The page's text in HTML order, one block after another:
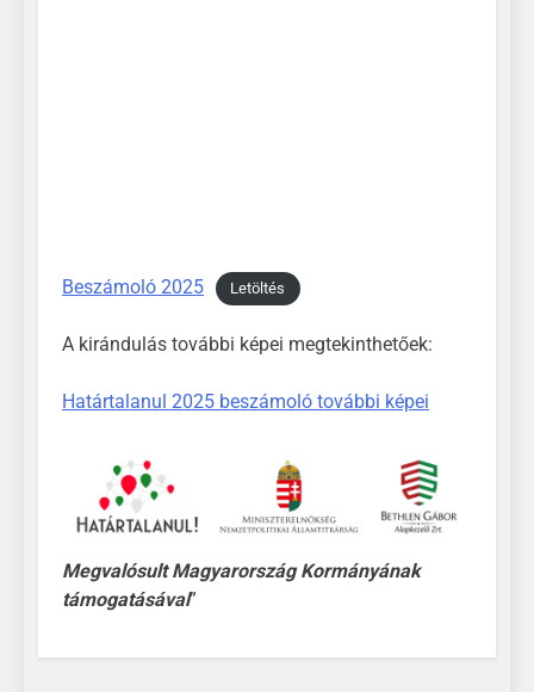
Beszámoló 2025 Letöltés
A kirándulás további képei megtekinthetőek:
Határtalanul 2025 beszámoló további képei
Megvalósult Magyarország Kormányának
támogatásával”